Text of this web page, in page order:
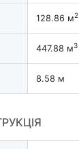
128.86 м2
447.88 м3
8.58 м